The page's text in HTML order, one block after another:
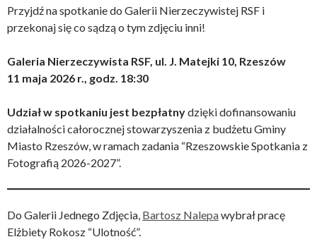
Przyjdź na spotkanie do Galerii Nierzeczywistej RSF i
przekonaj się co sądzą o tym zdjęciu inni!
Galeria Nierzeczywista RSF, ul. J. Matejki 10, Rzeszów
11 maja 2026 r., godz. 18:30
Udział w spotkaniu jest bezpłatnydzięki dofinansowaniu
działalności całorocznej stowarzyszenia z budżetu Gminy
Miasto Rzeszów, w ramach zadania “Rzeszowskie Spotkania z
Fotografią 2026-2027”.
Do Galerii Jednego Zdjęcia, Bartosz Nalepawybrał pracę
Elżbiety Rokosz “Ulotność”.